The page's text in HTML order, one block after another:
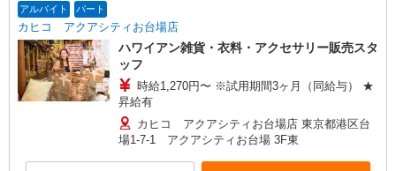
アルバイト パート
カヒコ アクアシティお台場店
ハワイアン雑貨・衣料・アクセサリー販売スタ
ッフ
時給1,270円〜 ※試用期間3ヶ月（同給与） ★
昇給有
カヒコ アクアシティお台場店 東京都港区台
場1-7-1 アクアシティお台場 3F東